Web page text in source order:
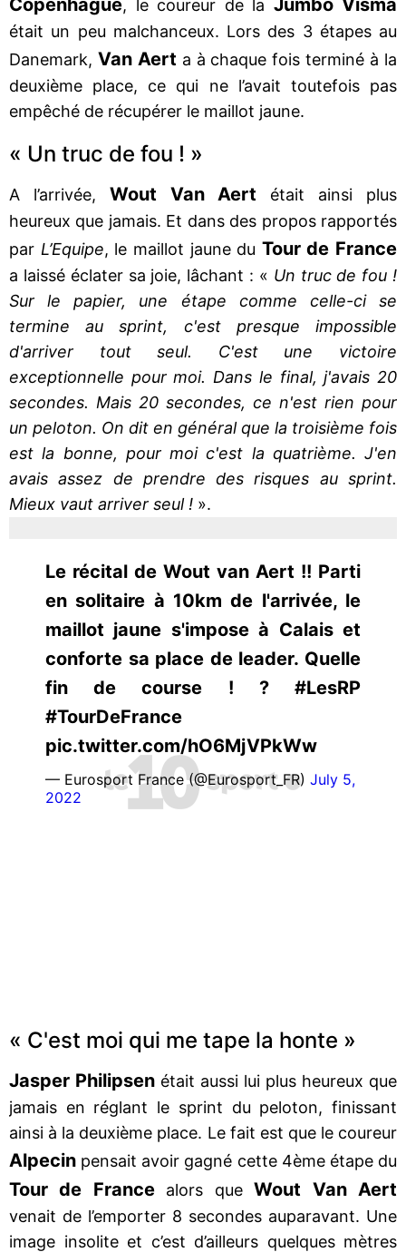
, le coureur de la
était un peu malchanceux. Lors des 3 étapes au
Danemark, Van Aert a à chaque fois terminé à la
deuxième place, ce qui ne l’avait toutefois pas
empêché de récupérer le maillot jaune.
« Un truc de fou ! »
A l’arrivée, Wout Van Aert était ainsi plus
heureux que jamais. Et dans des propos rapportés
par L’Equipe, le maillot jaune du Tour de France
a laissé éclater sa joie, lâchant : « Un truc de fou !
Sur le papier, une étape comme celle-ci se
termine au sprint, c'est presque impossible
d'arriver tout seul. C'est une victoire
exceptionnelle pour moi. Dans le final, j'avais 20
secondes. Mais 20 secondes, ce n'est rien pour
un peloton. On dit en général que la troisième fois
est la bonne, pour moi c'est la quatrième. J'en
avais assez de prendre des risques au sprint.
Mieux vaut arriver seul ! ».
Le récital de Wout van Aert !! Parti
en solitaire à 10km de l'arrivée, le
maillot jaune s'impose à Calais et
conforte sa place de leader. Quelle
fin de course ! ? #LesRP
#TourDeFrance
pic.twitter.com/hO6MjVPkWw
— Eurosport France (@Eurosport_FR) July 5,
2022
« C'est moi qui me tape la honte »
Jasper Philipsen était aussi lui plus heureux que
jamais en réglant le sprint du peloton, finissant
ainsi à la deuxième place. Le fait est que le coureur
Alpecin pensait avoir gagné cette 4ème étape du
Tour de Francealors queWout Van Aert
venait de l’emporter 8 secondes auparavant. Une
image insolite et c’est d’ailleurs quelques mètres